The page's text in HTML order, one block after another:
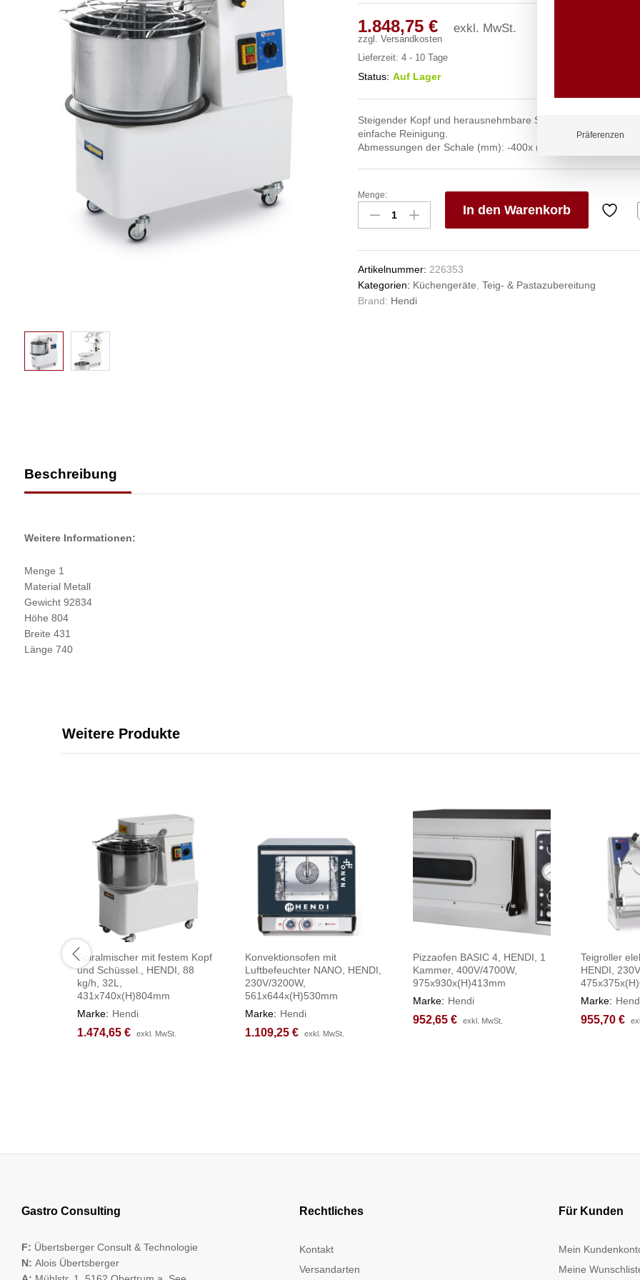
1.848,75 € exkl. MwSt.
zzgl. Versandkosten
Lieferzeit: 4 - 10 Tage
Status: Auf Lager
Steigender Kopf und herausnehmbare Schüssel – einfacher
einfache Reinigung.
Abmessungen der Schale (mm): -400x (H)260.
Spiralmischer
mit
steigendem
herausnehmbarer
Schüssel.,
HENDI,
Menge:
In den Warenkorb
Artikelnummer: 226353
Kategorien: Küchengeräte, Teig- & Pastazubereitung
Brand: Hendi
Beschreibung
Weitere Informationen:
Menge 1
Material Metall
Gewicht 92834
Höhe 804
Breite 431
Länge 740
Weitere Produkte
Spiralmischer mit festem Kopf
und Schüssel., HENDI, 88
kg/h, 32L,
431x740x(H)804mm
Marke: Hendi
1.474,65 € exkl. MwSt.
1.474,65 € exkl. MwSt.
Konvektionsofen mit
Luftbefeuchter NANO, HENDI,
230V/3200W,
561x644x(H)530mm
Marke: Hendi
1.109,25 € exkl. MwSt.
1.109,25 € exkl. MwSt.
Pizzaofen BASIC 4, HENDI, 1
Kammer, 400V/4700W,
975x930x(H)413mm
Marke: Hendi
952,65 € exkl. MwSt.
952,65 € exkl. MwSt.
Teigroller
HENDI,
Marke:
955,70 €
955,70 €
Gastro Consulting
F: Übertsberger Consult & Technologie
N: Alois Übertsberger
Rechtliches
Kontakt
Versandarten
Für Kunden
Mein
Meine
Präferenzen